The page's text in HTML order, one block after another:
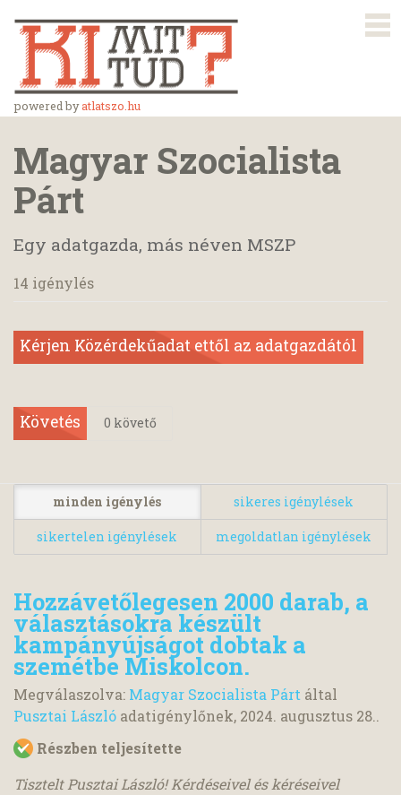
powered byatlatszo.hu
Magyar Szocialista
Párt
Egy adatgazda, más néven MSZP
14 igénylés
Kérjen Közérdekűadat ettől az adatgazdától
Követés 0 követő
minden igénylés sikeres igénylések
sikertelen igénylések megoldatlan igénylések
Hozzávetőlegesen 2000 darab, a
választásokra készült
kampányújságot dobtak a
szemétbe Miskolcon.
Megválaszolva: Magyar Szocialista Párt által
Pusztai László adatigénylőnek, 2024. augusztus 28..
Részben teljesítette
Tisztelt Pusztai László! Kérdéseivel és kéréseivel